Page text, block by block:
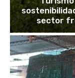
sector